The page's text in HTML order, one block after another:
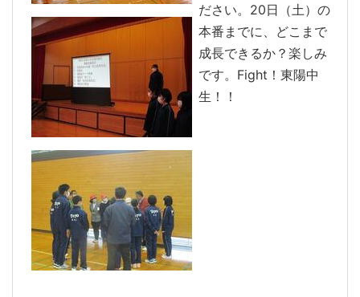
ださい。20日（土）の
本番までに、どこまで
成長できるか？楽しみ
です。Fight！東陽中
生！！